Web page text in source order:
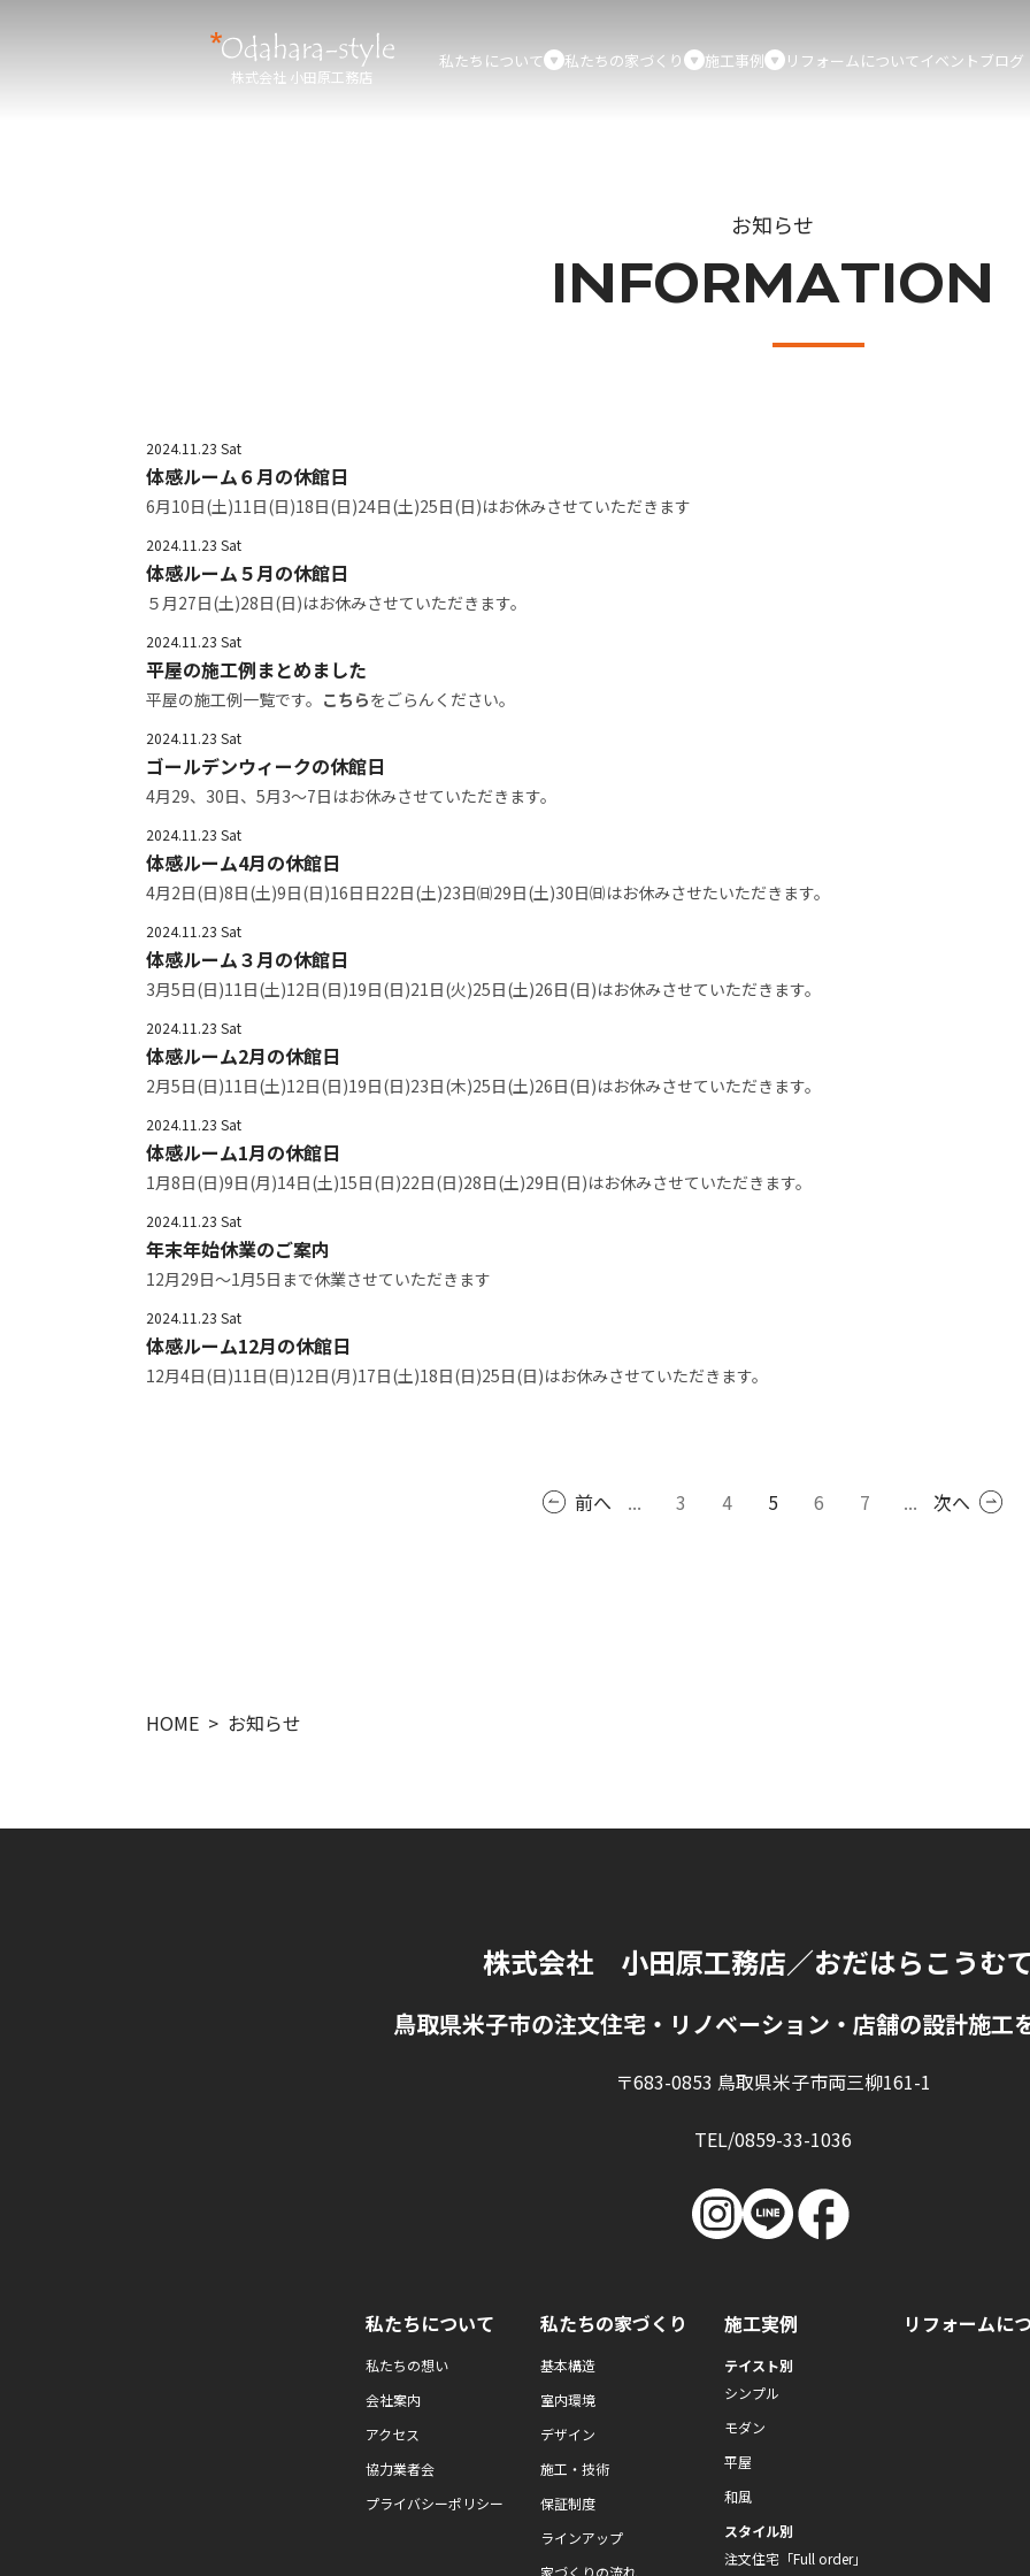
株式会社 小田原工務店
私たちについて 私たちの家づくり 施工事例 リフォームについてイベント ブログ
お知らせ
INFORMATION
2024.11.23 Sat
体感ルーム６月の休館日
6月10日(土)11日(日)18日(日)24日(土)25日(日)はお休みさせていただきます
2024.11.23 Sat
体感ルーム５月の休館日
５月27日(土)28日(日)はお休みさせていただきます。
2024.11.23 Sat
平屋の施工例まとめました
平屋の施工例一覧です。 こちらをごらんください。
2024.11.23 Sat
ゴールデンウィークの休館日
4月29、30日、5月3～7日はお休みさせていただきます。
2024.11.23 Sat
体感ルーム4月の休館日
4月2日(日)8日(土)9日(日)16日日22日(土)23日㈰29日(土)30日㈰はお休みさせたいただきます。
2024.11.23 Sat
体感ルーム３月の休館日
3月5日(日)11日(土)12日(日)19日(日)21日(火)25日(土)26日(日)はお休みさせていただきます。
2024.11.23 Sat
体感ルーム2月の休館日
2月5日(日)11日(土)12日(日)19日(日)23日(木)25日(土)26日(日)はお休みさせていただきます。
2024.11.23 Sat
体感ルーム1月の休館日
1月8日(日)9日(月)14日(土)15日(日)22日(日)28日(土)29日(日)はお休みさせていただきます。
2024.11.23 Sat
年末年始休業のご案内
12月29日～1月5日まで休業させていただきます
2024.11.23 Sat
体感ルーム12月の休館日
12月4日(日)11日(日)12日(月)17日(土)18日(日)25日(日)はお休みさせていただきます。
前へ ... 3 4 5 6 7 ... 次へ
HOME お知らせ
株式会社 小田原工務店／おだはらこうむ
鳥取県米子市の注文住宅・リノベーション・店舗の設計施工
〒683-0853 鳥取県米子市両三柳161-1
TEL/0859-33-1036
私たちについて
私たちの想い
会社案内
アクセス
協力業者会
プライバシーポリシー
私たちの家づくり
基本構造
室内環境
デザイン
施工・技術
保証制度
ラインアップ
家づくりの流れ
施工実例
テイスト別
シンプル
モダン
平屋
和風
スタイル別
注文住宅「Full order」
リフォームに